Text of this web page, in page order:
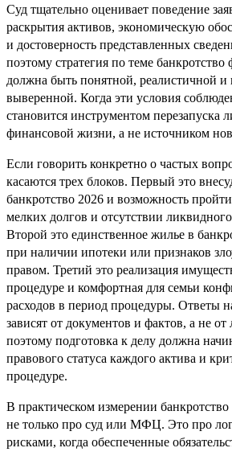
Суд тщательно оценивает поведение
раскрытия активов, экономическую
и достоверность представленных
поэтому стратегия по теме банкротство
должна быть понятной, реалистичной
выверенной. Когда эти условия
становится инструментом перезапуска
финансовой жизни, а не источником
Если говорить конкретно о частых
касаются трех блоков. Первый это
банкротство 2026 и возможность
мелких долгов и отсутствии
Второй это единственное жилье в
при наличии ипотеки или признаков
правом. Третий это реализация
процедуре и комфортная для семьи
расходов в период процедуры. Ответы
зависят от документов и фактов, а не от
поэтому подготовка к делу должна
правового статуса каждого актива и
процедуре.
В практическом измерении
не только про суд или МФЦ. Это про
рисками, когда обеспеченные